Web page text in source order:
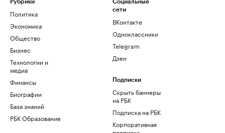
Рубрики
Политика
Экономика
Общество
Бизнес
Технологии и
медиа
Финансы
Биографии
База знаний
РБК Образование
Социальные
сети
ВКонтакте
Одноклассники
Telegram
Дзен
Подписки
Скрыть баннеры
на РБК
Подписка на РБК
Корпоративная